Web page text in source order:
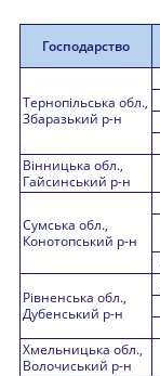
Господарство
Тернопільська обл.,
Збаразький р-н
Вінницька обл.,
Гайсинський р-н
Сумська обл.,
Конотопський р-н
Рівненська обл.,
Дубенський р-н
Хмельницька обл.,
Волочиський р-н